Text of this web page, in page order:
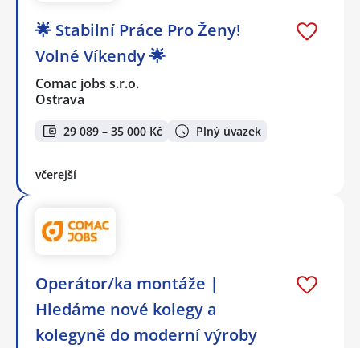
🌟 Stabilní Práce Pro Ženy!
Volné Víkendy 🌟
Comac jobs s.r.o.
Ostrava
29 089 – 35 000 Kč Plný úvazek
včerejší
Operátor/ka montáže |
Hledáme nové kolegy a
kolegyně do moderní výroby